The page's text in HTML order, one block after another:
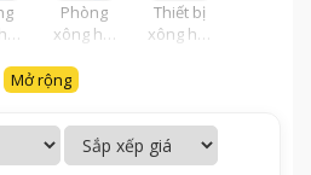
Phòng
xông hơi
Thiết bị
xông hơi
Mở rộng